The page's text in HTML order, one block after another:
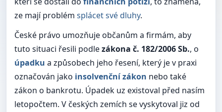
ze mají problém splácet své dluhy.
České právo umozňuje občanům a firmám, aby
tuto situaci řesili podlezákona č. 182/2006 Sb., o
úpadku a způsobech jeho řesení, který je v praxi
označován jako insolvenční zákon nebo také
zákon o bankrotu. Úpadek uz existoval před nasím
letopočtem. V českých zemích se vyskytoval jiz od